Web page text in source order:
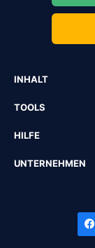
INHALT
TOOLS
HILFE
UNTERNEHMEN